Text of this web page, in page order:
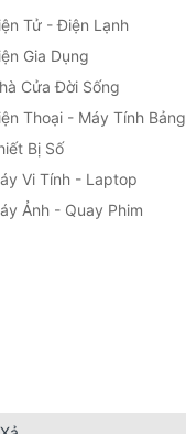
Tử - Điện Lạnh
Gia Dụng
Cửa Đời Sống
Thoại - Máy Tính Bảng
Bị Số
Vi Tính - Laptop
Ảnh - Quay Phim